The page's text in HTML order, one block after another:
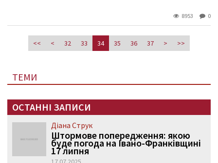
8953 0
<< < 32 33 34 35 36 37 > >>
ТЕМИ
ОСТАННІ ЗАПИСИ
Діана Струк
Штормове попередження: якою
буде погода на Івано-Франківщині
17 липня